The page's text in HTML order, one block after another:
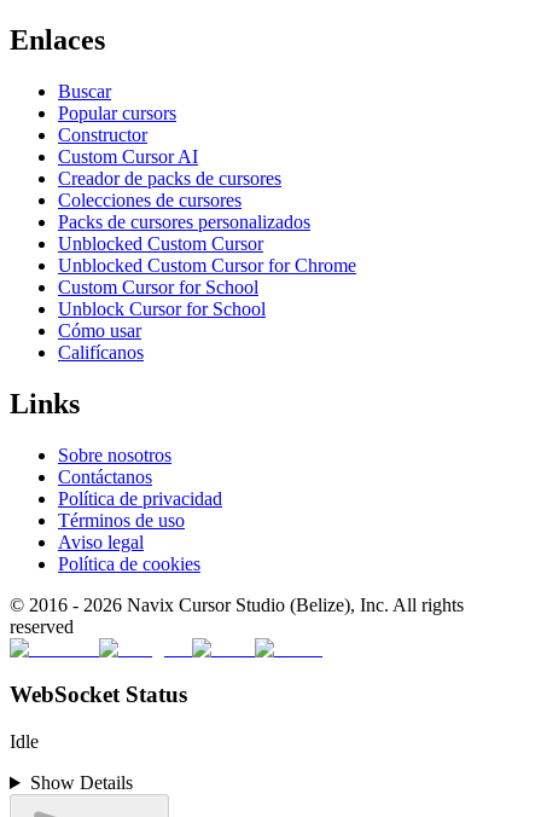
Enlaces
Buscar
Popular cursors
Constructor
Custom Cursor AI
Creador de packs de cursores
Colecciones de cursores
Packs de cursores personalizados
Unblocked Custom Cursor
Unblocked Custom Cursor for Chrome
Custom Cursor for School
Unblock Cursor for School
Cómo usar
Califícanos
Links
Sobre nosotros
Contáctanos
Política de privacidad
Términos de uso
Aviso legal
Política de cookies
© 2016 - 2026 Navix Cursor Studio (Belize), Inc. All rights
reserved
WebSocket Status
Idle
Show Details